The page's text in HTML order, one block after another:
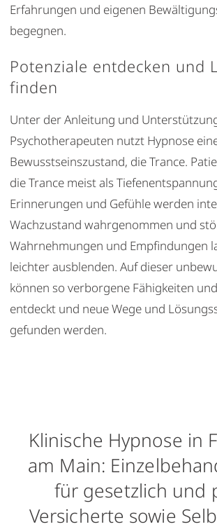
Erfahrungen und eigenen
begegnen.
Potenziale entdecken und
finden
Unter der Anleitung und
Psychotherapeuten nutzt Hypnose
Bewusstseinszustand, die Trance.
die Trance meist als
Erinnerungen und Gefühle werden
Wachzustand wahrgenommen und
Wahrnehmungen und Empfindungen
leichter ausblenden. Auf dieser
können so verborgene Fähigkeiten
entdeckt und neue Wege und
gefunden werden.
Klinische Hypnose in
am Main:
für gesetzlich und
Versicherte sowie